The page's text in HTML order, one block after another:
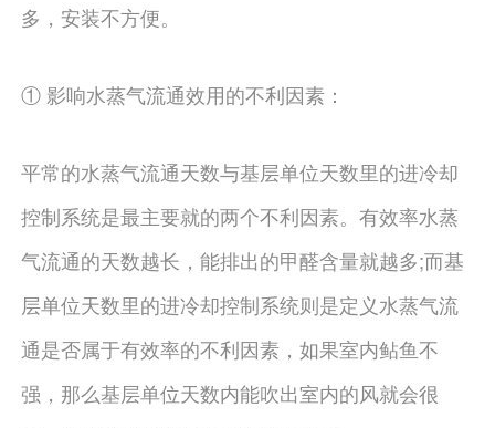
多，安装不方便。
① 影响水蒸气流通效用的不利因素：
平常的水蒸气流通天数与基层单位天数里的进冷却
控制系统是最主要就的两个不利因素。有效率水蒸
气流通的天数越长，能排出的甲醛含量就越多;而基
层单位天数里的进冷却控制系统则是定义水蒸气流
通是否属于有效率的不利因素，如果室内鲇鱼不
强，那么基层单位天数内能吹出室内的风就会很